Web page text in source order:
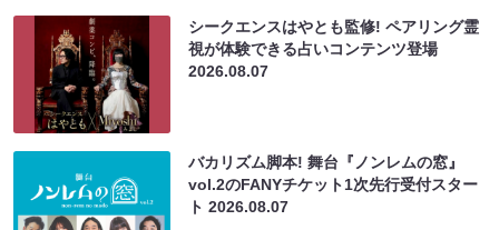
シークエンスはやとも監修! ペアリング霊
視が体験できる占いコンテンツ登場
2026.08.07
バカリズム脚本! 舞台『ノンレムの窓』
vol.2のFANYチケット1次先行受付スター
ト2026.08.07